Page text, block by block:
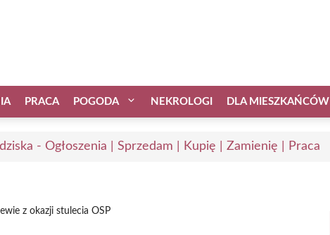
PRACA POGODA NEKROLOGI DLA MIESZKAŃCÓW
- Ogłoszenia | Sprzedam | Kupię | Zamienię | Praca
z okazji stulecia OSP